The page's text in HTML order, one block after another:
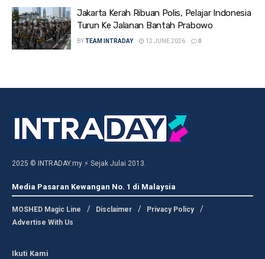
Jakarta Kerah Ribuan Polis, Pelajar Indonesia
Turun Ke Jalanan Bantah Prabowo
BY TEAM INTRADAY 12 JUNE 2026 0
2025 © INTRADAY.my ⚡ Sejak Julai 2013.
Media Pasaran Kewangan No. 1 di Malaysia
MOSHED Magic Line Disclaimer
Privacy Policy
Advertise With Us
Ikuti Kami